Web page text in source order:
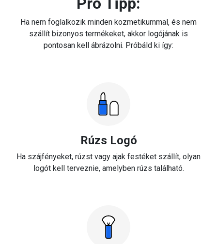
Ha nem foglalkozik minden kozmetikummal, és nem
szállít bizonyos termékeket, akkor logójának is
pontosan kell ábrázolni. Próbáld ki így:
Rúzs Logó
Ha szájfényeket, rúzst vagy ajak festéket szállít, olyan
logót kell terveznie, amelyben rúzs található.